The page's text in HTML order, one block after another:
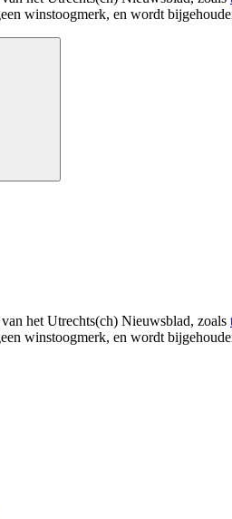
winstoogmerk, en wordt
het Utrechts(ch) Nieuwsblad, zoals
winstoogmerk, en wordt